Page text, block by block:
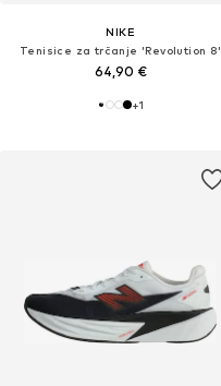
NIKE
Tenisice za trčanje 'Revolution 8'
64,90 €
+1